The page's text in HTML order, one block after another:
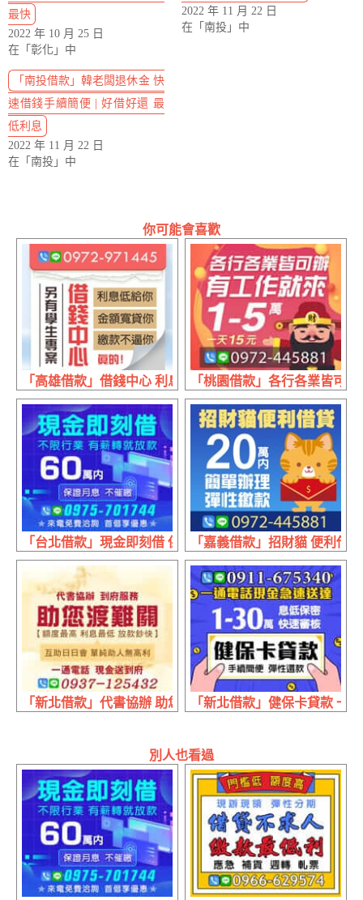
最快
2022 年 10 月 25 日
在「彰化」中
2022 年 11 月 22 日
在「南投」中
「南投借款」韓老闆退休金 快
速借錢手續簡便 | 好借好還 最
低利息
2022 年 11 月 22 日
在「南投」中
你可能會喜歡
「高雄借款」借錢中心 利息低給你 | 金額寬貸你 繳款不逼你
「桃園借款」各行各業皆可
「台北借款」現金即刻借 保證月息不催繳 | 60萬內 不限行
「嘉義借款」招財貓 便利借
「新北借款」代書協辦 助您渡難關 | 互助日日會 單純助人
「新北借款」健保卡貸款 一
別人也看過